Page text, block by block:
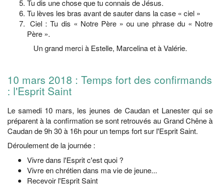
Tu dis une chose que tu connais de Jésus.
Tu lèves les bras avant de sauter dans la case « ciel »
Ciel : Tu dis « Notre Père » ou une phrase du « Notre
Père ».
Un grand merci à Estelle, Marcelina et à Valérie.
10 mars 2018 : Temps fort des confirmands
: l'Esprit Saint
Le samedi 10 mars, les jeunes de Caudan et Lanester qui se
préparent à la confirmation se sont retrouvés au Grand Chêne à
Caudan de 9h 30 à 16h pour un temps fort sur l'Esprit Saint.
Déroulement de la journée :
Vivre dans l'Esprit c'est quoi ?
Vivre en chrétien dans ma vie de jeune...
Recevoir l'Esprit Saint